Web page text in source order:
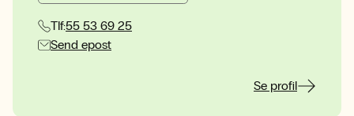
Tlf:55 53 69 25
Send epost
Se profil